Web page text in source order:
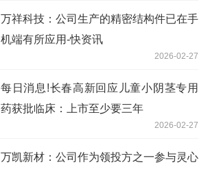
万祥科技：公司生产的精密结构件已在手
机端有所应用-快资讯
2026-02-27
每日消息!长春高新回应儿童小阴茎专用
药获批临床：上市至少要三年
2026-02-27
万凯新材：公司作为领投方之一参与灵心